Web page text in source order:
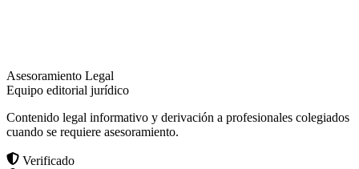
Asesoramiento Legal
Equipo editorial jurídico
Contenido legal informativo y derivación a profesionales colegiados
cuando se requiere asesoramiento.
Verificado